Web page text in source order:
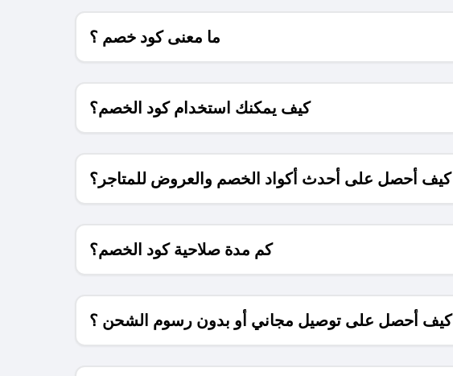
ما معنى كود خصم ؟
كيف يمكنك استخدام كود الخصم؟
كيف أحصل على أحدث أكواد الخصم والعروض للمتاجر؟
كم مدة صلاحية كود الخصم؟
كيف أحصل على توصيل مجاني أو بدون رسوم الشحن ؟